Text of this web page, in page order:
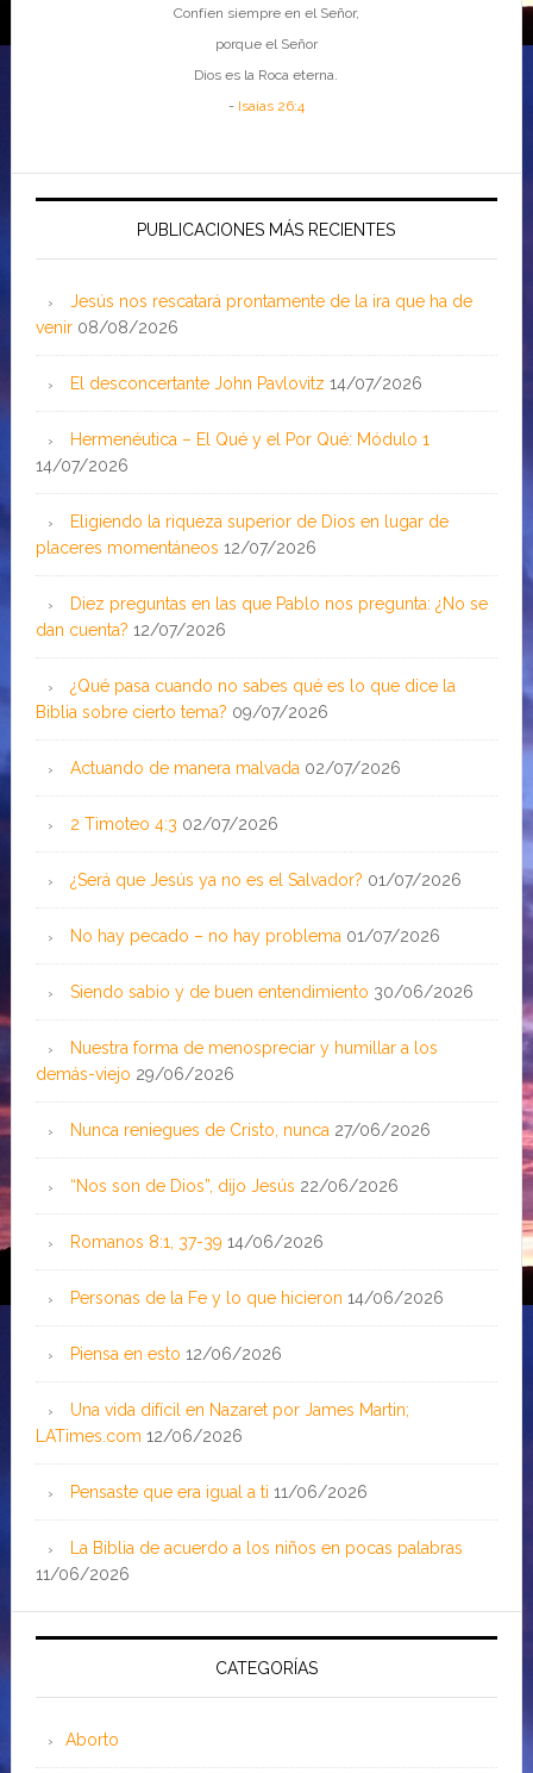
Confíen siempre en el Señor,
porque el Señor
Dios es la Roca eterna.
- Isaías 26:4
PUBLICACIONES MÁS RECIENTES
Jesús nos rescatará prontamente de la ira que ha de
venir 08/08/2026
El desconcertante John Pavlovitz 14/07/2026
Hermenéutica – El Qué y el Por Qué: Módulo 1
14/07/2026
Eligiendo la riqueza superior de Dios en lugar de
placeres momentáneos 12/07/2026
Diez preguntas en las que Pablo nos pregunta: ¿No se
dan cuenta? 12/07/2026
¿Qué pasa cuando no sabes qué es lo que dice la
Biblia sobre cierto tema? 09/07/2026
Actuando de manera malvada 02/07/2026
2 Timoteo 4:3 02/07/2026
¿Será que Jesús ya no es el Salvador? 01/07/2026
No hay pecado – no hay problema 01/07/2026
Siendo sabio y de buen entendimiento 30/06/2026
Nuestra forma de menospreciar y humillar a los
demás-viejo 29/06/2026
Nunca reniegues de Cristo, nunca 27/06/2026
“Nos son de Dios”, dijo Jesús 22/06/2026
Romanos 8:1, 37-39 14/06/2026
Personas de la Fe y lo que hicieron 14/06/2026
Piensa en esto 12/06/2026
Una vida difícil en Nazaret por James Martin;
LATimes.com 12/06/2026
Pensaste que era igual a ti 11/06/2026
La Biblia de acuerdo a los niños en pocas palabras
11/06/2026
CATEGORÍAS
Aborto